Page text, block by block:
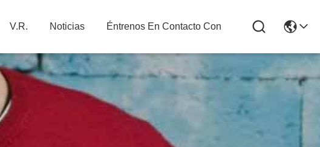
V.R. Noticias Éntrenos En Contacto Con